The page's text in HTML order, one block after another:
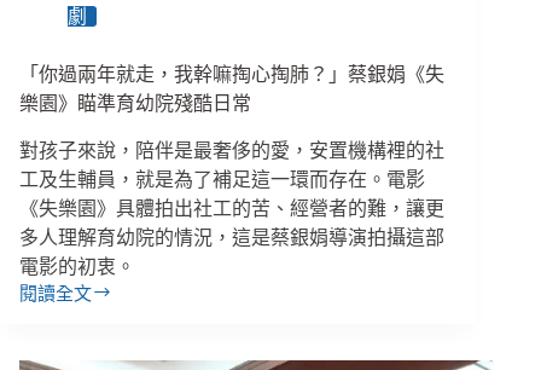
消
失
孩
子、
留
守
的
高
齡
劇
「你過兩年就走，我幹嘛掏心掏肺？」蔡銀娟《失
樂園》瞄準育幼院殘酷日常
對孩子來說，陪伴是最奢侈的愛，安置機構裡的社
工及生輔員，就是為了補足這一環而存在。電影
《失樂園》具體拍出社工的苦、經營者的難，讓更
多人理解育幼院的情況，這是蔡銀娟導演拍攝這部
電影的初衷。
閱讀全文
「你